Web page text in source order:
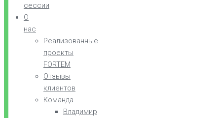
сессии
О
нас
Реализованные
проекты
FORTEM
Отзывы
клиентов
Команда
Владимир